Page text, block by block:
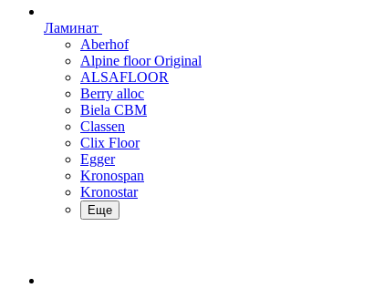
Ламинат
Aberhof
Alpine floor Original
ALSAFLOOR
Berry alloc
Biela CBM
Classen
Clix Floor
Egger
Kronospan
Kronostar
Еще